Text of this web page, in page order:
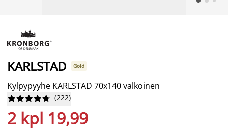
KARLSTAD Gold
Kylpypyyhe KARLSTAD 70x140 valkoinen





 (222)
2 kpl 19,99